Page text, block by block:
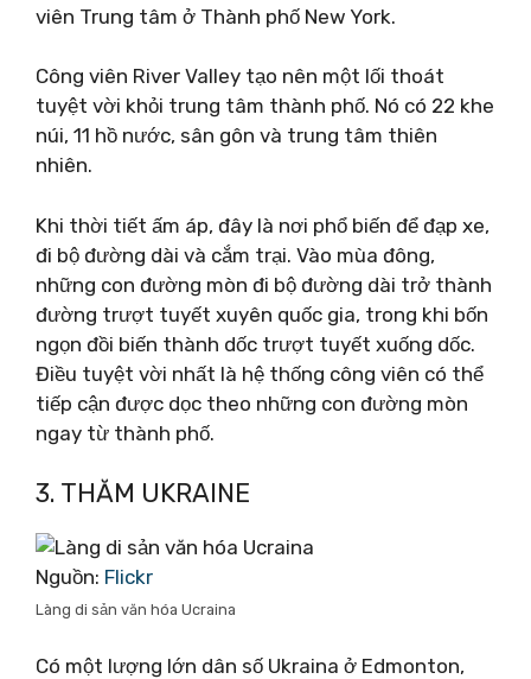
viên Trung tâm ở Thành phố New York.
Công viên River Valley tạo nên một lối thoát
tuyệt vời khỏi trung tâm thành phố. Nó có 22 khe
núi, 11 hồ nước, sân gôn và trung tâm thiên
nhiên.
Khi thời tiết ấm áp, đây là nơi phổ biến để đạp xe,
đi bộ đường dài và cắm trại. Vào mùa đông,
những con đường mòn đi bộ đường dài trở thành
đường trượt tuyết xuyên quốc gia, trong khi bốn
ngọn đồi biến thành dốc trượt tuyết xuống dốc.
Điều tuyệt vời nhất là hệ thống công viên có thể
tiếp cận được dọc theo những con đường mòn
ngay từ thành phố.
3. THĂM UKRAINE
Nguồn: Flickr
Làng di sản văn hóa Ucraina
Có một lượng lớn dân số Ukraina ở Edmonton,